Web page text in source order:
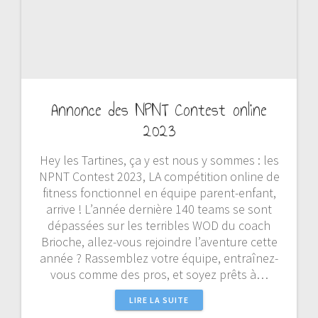
Annonce des NPNT Contest online
2023
Hey les Tartines, ça y est nous y sommes : les
NPNT Contest 2023, LA compétition online de
fitness fonctionnel en équipe parent-enfant,
arrive ! L’année dernière 140 teams se sont
dépassées sur les terribles WOD du coach
Brioche, allez-vous rejoindre l’aventure cette
année ? Rassemblez votre équipe, entraînez-
vous comme des pros, et soyez prêts à…
LIRE LA SUITE